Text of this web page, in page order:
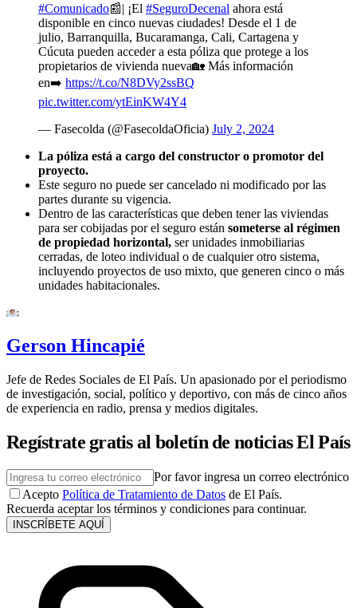
#Comunicado📰| ¡El #SeguroDecenal ahora está
disponible en cinco nuevas ciudades! Desde el 1 de
julio, Barranquilla, Bucaramanga, Cali, Cartagena y
Cúcuta pueden acceder a esta póliza que protege a los
propietarios de vivienda nueva🏡 Más información
en➡️ https://t.co/N8DVy2ssBQ
pic.twitter.com/ytEinKW4Y4
— Fasecolda (@FasecoldaOficia) July 2, 2024
La póliza está a cargo del constructor o promotor del
proyecto.
Este seguro no puede ser cancelado ni modificado por las
partes durante su vigencia.
Dentro de las características que deben tener las viviendas
para ser cobijadas por el seguro están someterse al régimen
de propiedad horizontal, ser unidades inmobiliarias
cerradas, de loteo individual o de cualquier otro sistema,
incluyendo proyectos de uso mixto, que generen cinco o más
unidades habitacionales.
Gerson Hincapié
Jefe de Redes Sociales de El País. Un apasionado por el periodismo
de investigación, social, político y deportivo, con más de cinco años
de experiencia en radio, prensa y medios digitales.
Regístrate gratis al boletín de noticias El País
Por favor ingresa un correo electrónico
Acepto Política de Tratamiento de Datos de El País.
Recuerda aceptar los términos y condiciones para continuar.
INSCRÍBETE AQUÍ